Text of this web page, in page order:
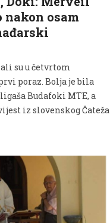
osam
su u četvrtom
poraz. Bolja je bila
Budafoki MTE, a
iz slovenskog Čateža